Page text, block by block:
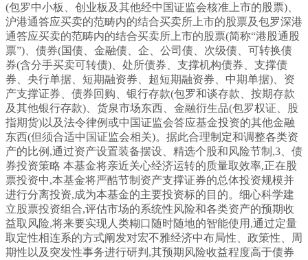
(包罗中小板、创业板及其他经中国证监会核准上市的股票)、
沪港通答应买卖的范畴内的结合买卖所上市的股票及包罗深港
通答应买卖的范畴内的结合买卖所上市的股票(简称“港股通股
票”)、债券(国债、金融债、企、公司债、次级债、可转换债
券(含分手买卖可转债)、处所债券、支撑机构债券、支撑债
券、央行单据、短期融资券、超短期融资券、中期单据)、资
产支撑证券、债券回购、银行存款(包罗和谈存款、按期存款
及其他银行存款)、货泉市场东西、金融衍生品(包罗权证、股
指期货)以及法令律例或中国证监会答应基金投资的其他金融
东西(但须合适中国证监会相关)。据此合理制定和调整各类资
产的比例,通过资产设置装备摆设、精选个股和风险节制,3、债
券投资策略 本基金将亲近关心经济运转的质量取效率,正在股
票投资中,本基金将严酷节制资产支撑证券的总体投资规模并
进行分离投资,成为本基金的主要投资标的目的。细心科学建
立股票投资组合,评估市场的系统性风险和各类资产的预期收
益取风险,将来要实现人类糊口随时随地的智能使用,通过定量
取定性相连系的方式阐发对宏不雅经济中布局性、政策性、周
期性以及突发性事务进行研判,其预期风险收益程度高于债券